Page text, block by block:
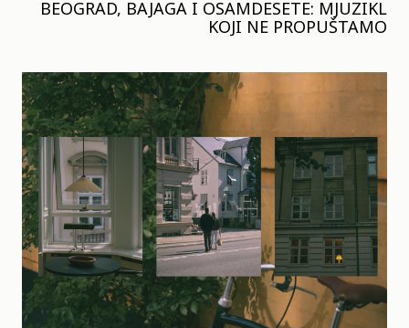
BEOGRAD, BAJAGA I OSAMDESETE: MJUZIKL
KOJI NE PROPUŠTAMO